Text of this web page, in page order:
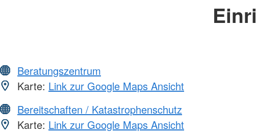
Beratungszentrum
Karte: Link zur Google Maps Ansicht
Bereitschaften / Katastrophenschutz
Karte: Link zur Google Maps Ansicht